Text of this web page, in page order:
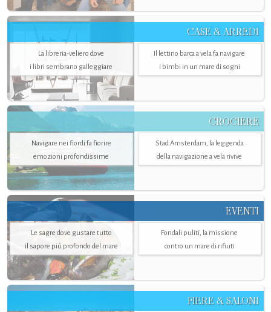
CASE & ARREDI
La libreria-veliero dove
i libri sembrano galleggiare
Il lettino barca a vela fa navigare
i bimbi in un mare di sogni
CROCIERE
Navigare nei fiordi fa fiorire
emozioni profondissime
Stad Amsterdam, la leggenda
della navigazione a vela rivive
EVENTI
Le sagre dove gustare tutto
il sapore più profondo del mare
Fondali puliti, la missione
contro un mare di rifiuti
FIERE & SALONI